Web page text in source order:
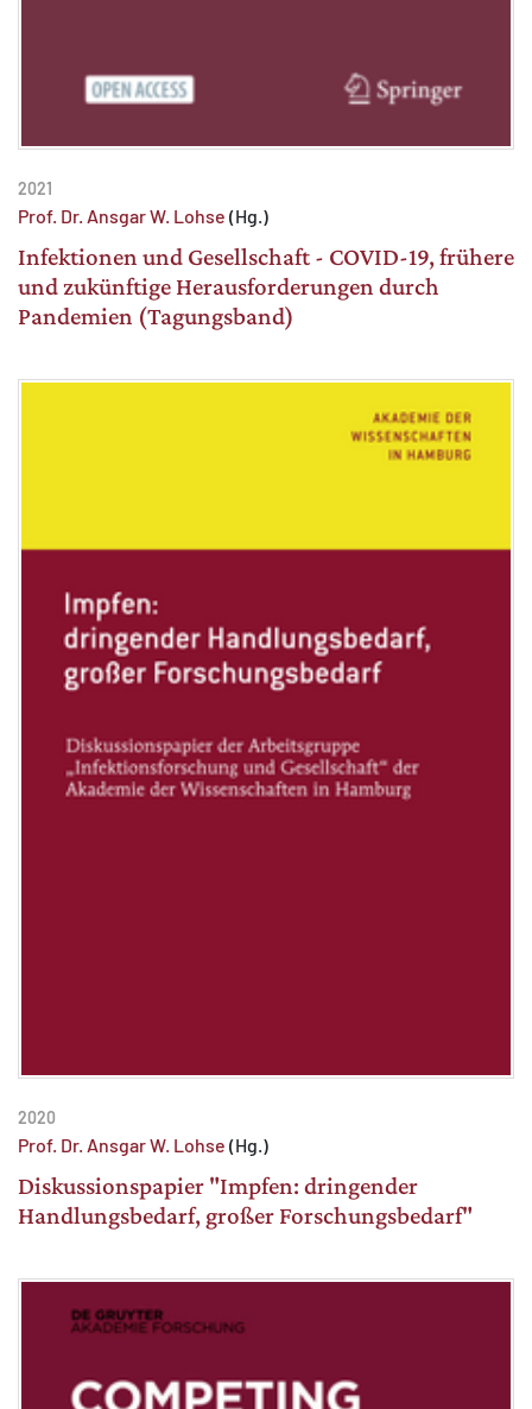
2021
Prof. Dr. Ansgar W. Lohse (Hg.)
Infektionen und Gesellschaft - COVID-19, frühere
und zukünftige Herausforderungen durch
Pandemien (Tagungsband)
2020
Prof. Dr. Ansgar W. Lohse (Hg.)
Diskussionspapier "Impfen: dringender
Handlungsbedarf, großer Forschungsbedarf"